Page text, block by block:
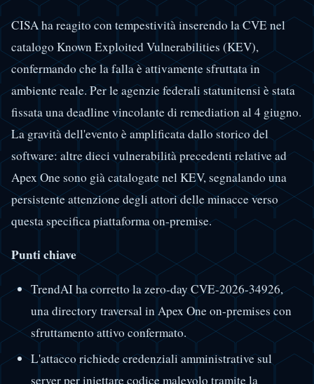
CISA ha reagito con tempestività inserendo la CVE nel
catalogo Known Exploited Vulnerabilities (KEV),
confermando che la falla è attivamente sfruttata in
ambiente reale. Per le agenzie federali statunitensi è stata
fissata una deadline vincolante di remediation al 4 giugno.
La gravità dell'evento è amplificata dallo storico del
software: altre dieci vulnerabilità precedenti relative ad
Apex One sono già catalogate nel KEV, segnalando una
persistente attenzione degli attori delle minacce verso
questa specifica piattaforma on-premise.
Punti chiave
TrendAI ha corretto la zero-day CVE-2026-34926,
una directory traversal in Apex One on-premises con
sfruttamento attivo confermato.
L'attacco richiede credenziali amministrative sul
server per iniettare codice malevolo tramite la